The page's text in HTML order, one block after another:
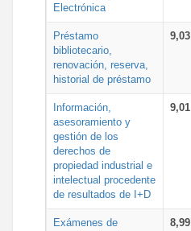
Electrónica
Préstamo
bibliotecario,
renovación, reserva,
historial de préstamo
9,03
Información,
asesoramiento y
gestión de los
derechos de
propiedad industrial e
intelectual procedente
de resultados de I+D
9,01
Exámenes de
8,99